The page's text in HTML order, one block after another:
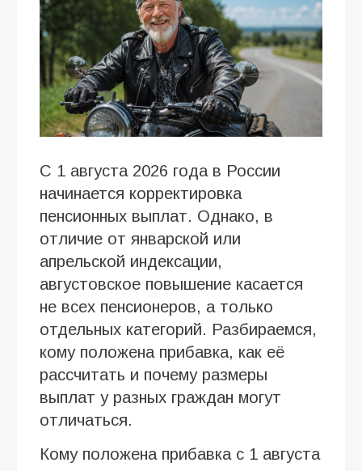
С 1 августа 2026 года в России
начинается корректировка
пенсионных выплат. Однако, в
отличие от январской или
апрельской индексации,
августовское повышение касается
не всех пенсионеров, а только
отдельных категорий. Разбираемся,
кому положена прибавка, как её
рассчитать и почему размеры
выплат у разных граждан могут
отличаться.
Кому положена прибавка с 1 августа